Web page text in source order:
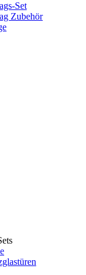
Set
Zubehör